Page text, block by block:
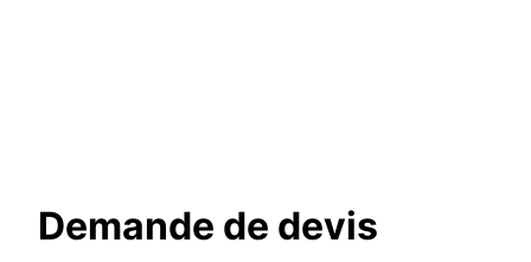
Demande de devis